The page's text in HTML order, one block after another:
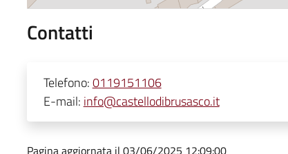
Contatti
Telefono:0119151106
E-mail: info@castellodibrusasco.it
Pagina aggiornata il 03/06/2025 12:09:00